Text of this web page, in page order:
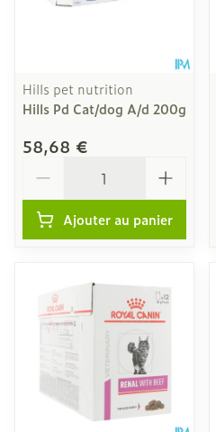
Hills pet nutrition
Hills Pd Cat/dog A/d 200g
58,68 €
Ajouter au panier